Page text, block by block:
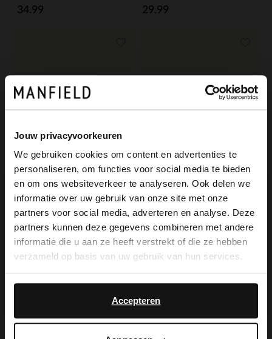
Jouw privacyvoorkeuren
We gebruiken cookies om content en advertenties te
personaliseren, om functies voor social media te bieden
en om ons websiteverkeer te analyseren. Ook delen we
informatie over uw gebruik van onze site met onze
partners voor social media, adverteren en analyse. Deze
partners kunnen deze gegevens combineren met andere
informatie die u aan ze heeft verstrekt of die ze hebben
verzameld op basis van uw gebruik van hun services.
Accepteren
34.99 29.99
Manfield
Dunkelbrauner Veloursleder-Gürtel
29.99
Manfield
Dunkelbrauner Veloursleder-Gürtel
34.99
×
View this website in English?
It looks like your language isn't Dutch. Would
you like to switch to English?
English